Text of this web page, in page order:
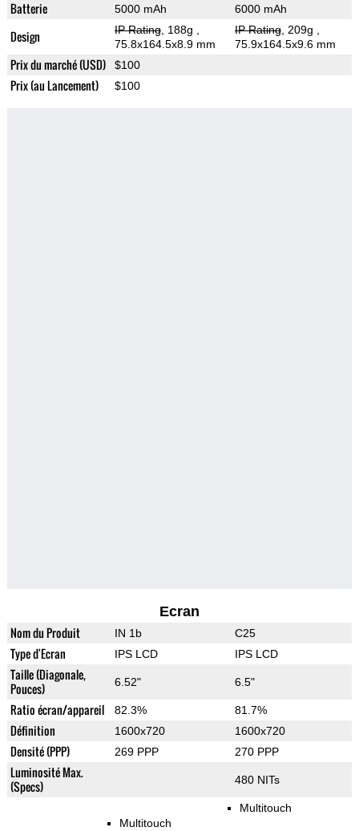
Batterie 5000 mAh 6000 mAh
Design IP Rating, 188g
75.8x164.5x8.9 mm
IP Rating, 209g
75.9x164.5x9.6 mm
Prix du marché (USD) $100
Prix (au Lancement) $100
Ecran
Nom du Produit IN 1b C25
Type d'Ecran IPS LCD IPS LCD
Taille (Diagonale,
Pouces)
6.52" 6.5"
Ratio écran/appareil 82.3% 81.7%
Définition 1600x720 1600x720
Densité (PPP) 269 PPP 270 PPP
Luminosité Max.
(Specs)
480 NITs
Multitouch
Multitouch